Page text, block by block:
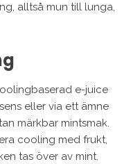
alltså mun till lunga,
e-juice
eller via ett ämne
märkbar mintsmak.
cooling med frukt,
tas över av mint.